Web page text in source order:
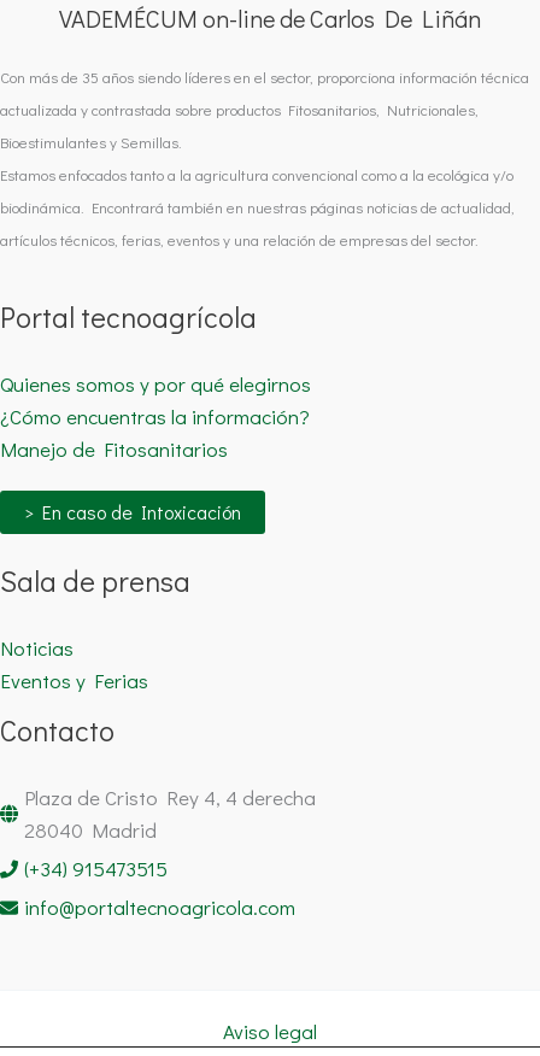
VADEMÉCUM on-line de Carlos De Liñán
Con más de 35 años siendo líderes en el sector, proporciona información técnica
actualizada y contrastada sobre productos Fitosanitarios, Nutricionales,
Bioestimulantes y Semillas.
Estamos enfocados tanto a la agricultura convencional como a la ecológica y/o
biodinámica. Encontrará también en nuestras páginas noticias de actualidad,
artículos técnicos, ferias, eventos y una relación de empresas del sector.
Portal tecnoagrícola
Quienes somos y por qué elegirnos
¿Cómo encuentras la información?
Manejo de Fitosanitarios
> En caso de Intoxicación
Sala de prensa
Noticias
Eventos y Ferias
Contacto
Plaza de Cristo Rey 4, 4 derecha
28040 Madrid
(+34) 915473515
info@portaltecnoagricola.com
Aviso legal